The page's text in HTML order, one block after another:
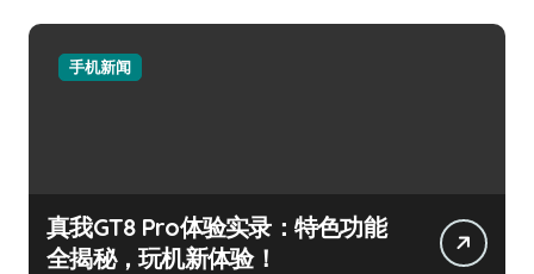
手机新闻
真我GT8 Pro体验实录：特色功能
全揭秘，玩机新体验！